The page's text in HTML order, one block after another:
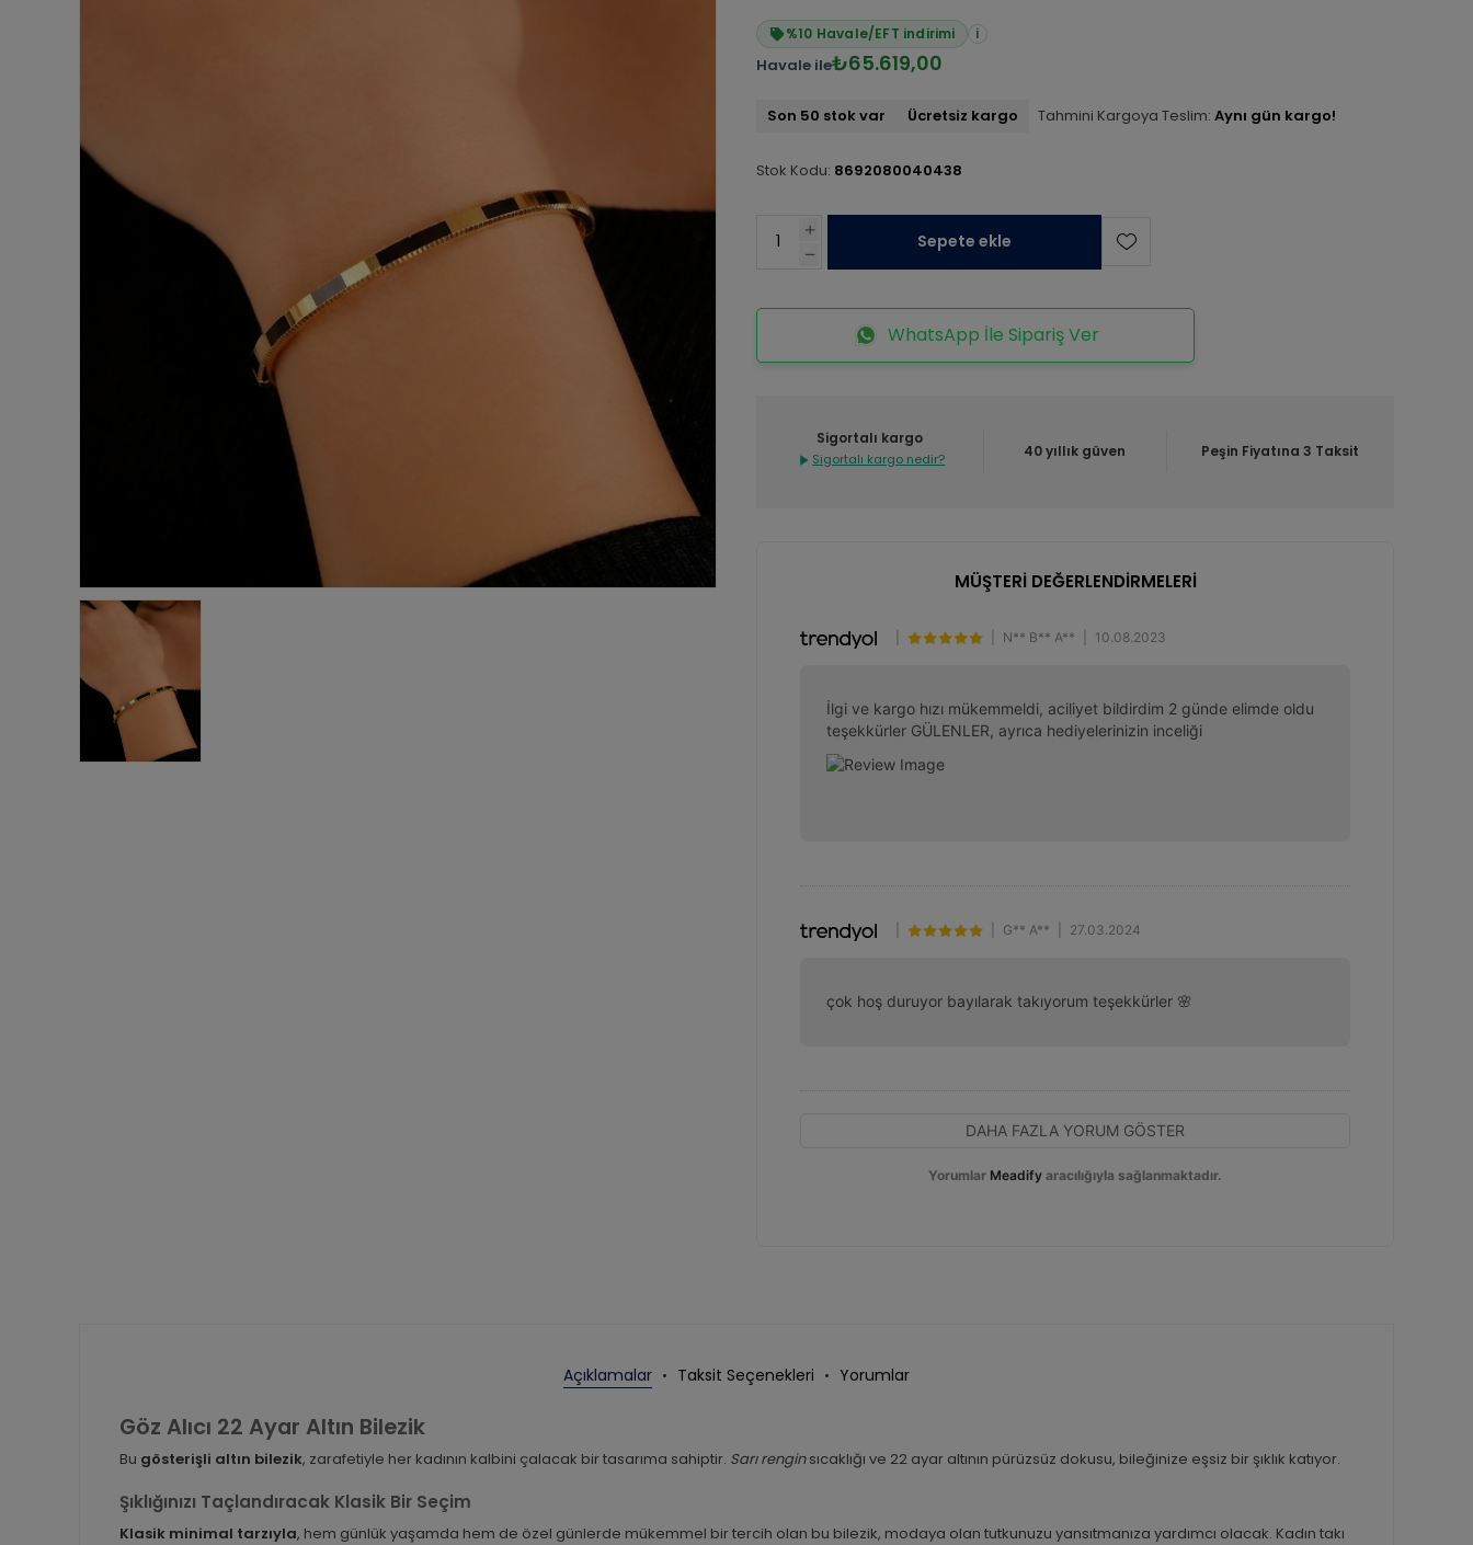
%10 Havale/EFT indirimi i
Havale ile₺65.619,00
Son 50 stok var Ücretsiz kargo Tahmini Kargoya Teslim: Aynı gün kargo!
Stok Kodu: 8692080040438
Sepete ekle
WhatsApp İle Sipariş Ver
Sigortalı kargo
Sigortalı kargo nedir? 40 yıllık güven Peşin Fiyatına 3 Taksit
MÜŞTERİ DEĞERLENDİRMELERİ
N** B** A** 10.08.2023
İlgi ve kargo hızı mükemmeldi, aciliyet bildirdim 2 günde elimde oldu
teşekkürler GÜLENLER, ayrıca hediyelerinizin inceliği
G** A** 27.03.2024
çok hoş duruyor bayılarak takıyorum teşekkürler 🌸
DAHA FAZLA YORUM GÖSTER
Yorumlar Meadify aracılığıyla sağlanmaktadır.
Açıklamalar Taksit Seçenekleri Yorumlar
Göz Alıcı 22 Ayar Altın Bilezik
Bu gösterişli altın bilezik, zarafetiyle her kadının kalbini çalacak bir tasarıma sahiptir. Sarı renginsıcaklığı ve 22 ayar altının pürüzsüz dokusu, bileğinize eşsiz bir şıklık katıyor.
Şıklığınızı Taçlandıracak Klasik Bir Seçim
Klasik minimal tarzıyla, hem günlük yaşamda hem de özel günlerde mükemmel bir tercih olan bu bilezik, modaya olan tutkunuzu yansıtmanıza yardımcı olacak. Kadın takı